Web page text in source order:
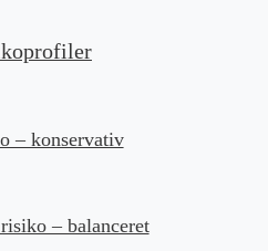
– konservativ
– balanceret